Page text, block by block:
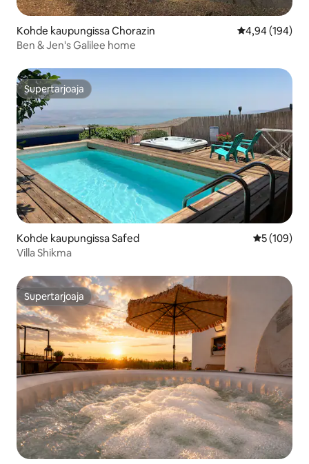
Kohde kaupungissa Chorazin
4,94 (194)
Ben & Jen's Galilee home
Supertarjoaja
Supertarjoaja
Kohde kaupungissa Safed
5 (109)
Villa Shikma
Supertarjoaja
Supertarjoaja